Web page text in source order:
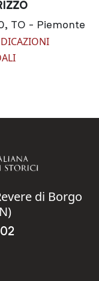
TO - Piemonte
to:
di Borgo